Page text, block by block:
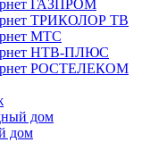
ГАЗПРОМ
ТРИКОЛОР ТВ
МТС
НТВ-ПЛЮС
РОСТЕЛЕКОМ
дом
дом